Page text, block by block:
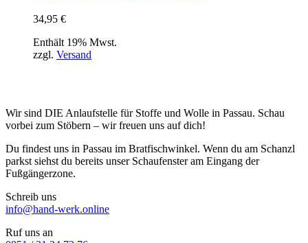
34,95 €
Enthält 19% Mwst.
zzgl. Versand
Wir sind DIE Anlaufstelle für Stoffe und Wolle in Passau. Schau
vorbei zum Stöbern – wir freuen uns auf dich!
Du findest uns in Passau im Bratfischwinkel. Wenn du am Schanzl
parkst siehst du bereits unser Schaufenster am Eingang der
Fußgängerzone.
Schreib uns
info@hand-werk.online
Ruf uns an